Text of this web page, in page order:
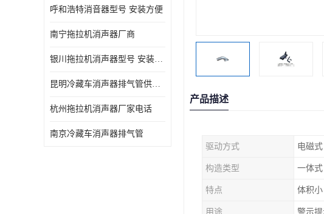
呼和浩特消音器型号 安装方便
南宁拖拉机消声器厂商
银川拖拉机消声器型号 安装方便
昆明冷藏车消声器排气管供货商 可定制
杭州拖拉机消声器厂家电话
南京冷藏车消声器排气管
产品描述
驱动方式 电磁式
构造类型 一体式
特点 体积小
用途 警示